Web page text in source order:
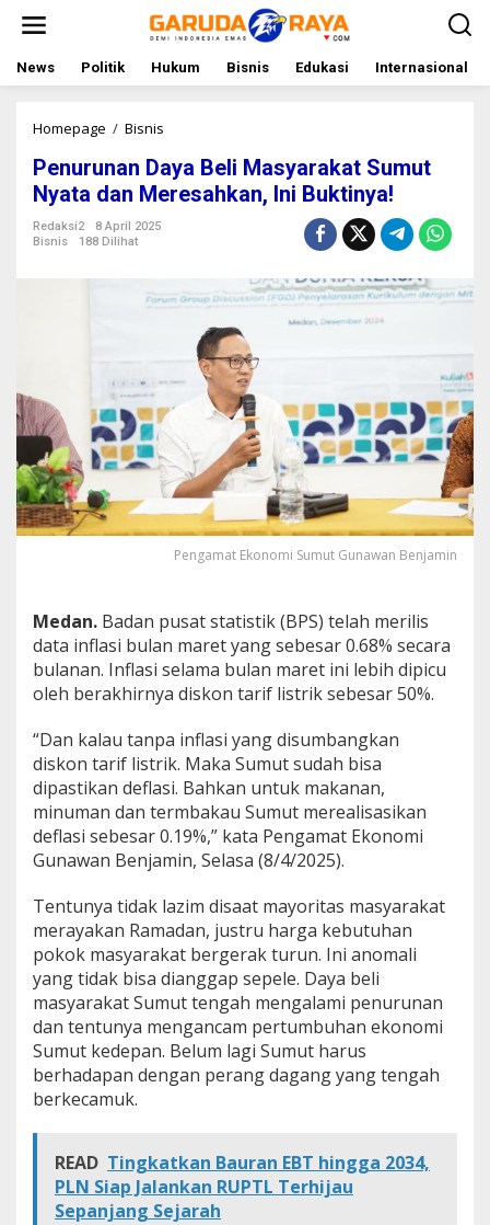
t
News Politik Hukum Bisnis Edukasi Internasional
Homepage / Bisnis
n
u
r
D
B
e
l
M
a
s
a
a
t
u
m
t
N
a
t
a
d
n
M
e
r
e
s
a
h
k
a
n
i
B
u
Penurunan Daya Beli Masyarakat Sumut
Nyata dan Meresahkan, Ini Buktinya!
Redaksi2
8 April 2025
Bisnis
188 Dilihat
Pengamat Ekonomi Sumut Gunawan Benjamin
Medan. Badan pusat statistik (BPS) telah merilis
data inflasi bulan maret yang sebesar 0.68% secara
bulanan. Inflasi selama bulan maret ini lebih dipicu
oleh berakhirnya diskon tarif listrik sebesar 50%.
“Dan kalau tanpa inflasi yang disumbangkan
diskon tarif listrik. Maka Sumut sudah bisa
dipastikan deflasi. Bahkan untuk makanan,
minuman dan termbakau Sumut merealisasikan
deflasi sebesar 0.19%,” kata Pengamat Ekonomi
Gunawan Benjamin, Selasa (8/4/2025).
Tentunya tidak lazim disaat mayoritas masyarakat
merayakan Ramadan, justru harga kebutuhan
pokok masyarakat bergerak turun. Ini anomali
yang tidak bisa dianggap sepele. Daya beli
masyarakat Sumut tengah mengalami penurunan
dan tentunya mengancam pertumbuhan ekonomi
Sumut kedepan. Belum lagi Sumut harus
berhadapan dengan perang dagang yang tengah
berkecamuk.
READ Tingkatkan Bauran EBT hingga 2034,
PLN Siap Jalankan RUPTL Terhijau
Sepanjang Sejarah